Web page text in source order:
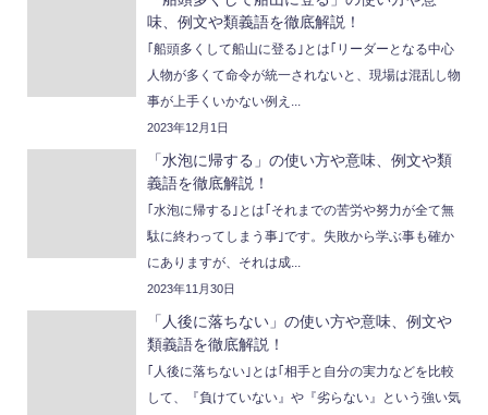
味、例文や類義語を徹底解説！
｢船頭多くして船山に登る｣とは｢リーダーとなる中心
人物が多くて命令が統一されないと、現場は混乱し物
事が上手くいかない例え...
2023年12月1日
「水泡に帰する」の使い方や意味、例文や類
義語を徹底解説！
｢水泡に帰する｣とは｢それまでの苦労や努力が全て無
駄に終わってしまう事｣です。失敗から学ぶ事も確か
にありますが、それは成...
2023年11月30日
「人後に落ちない」の使い方や意味、例文や
類義語を徹底解説！
｢人後に落ちない｣とは｢相手と自分の実力などを比較
して、『負けていない』や『劣らない』という強い気